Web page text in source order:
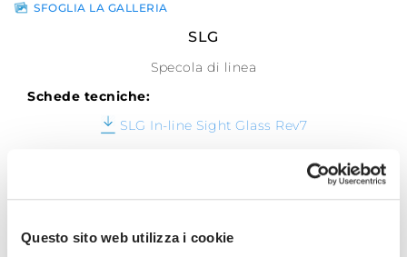
Questo sito web utilizza i cookie
SFOGLIA LA GALLERIA
SLG
Specola di linea
Schede tecniche:
SLG In-line Sight Glass Rev7